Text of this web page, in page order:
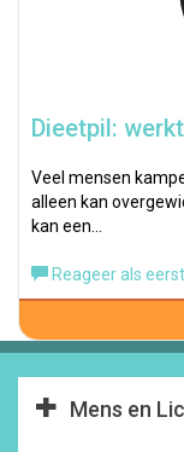
Dieetpil:
Veel mensen
alleen kan
kan een…
Reageer als
Mens en